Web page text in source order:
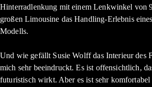
Hinterradlenkung mit einem Lenkwinkel von
großen Limousine das Handling-Erlebnis
Modells.
Und wie gefällt Susie Wolff das Interieur des
mich sehr beeindruckt. Es ist offensichtlich,
futuristisch wirkt. Aber es ist sehr komfortabel